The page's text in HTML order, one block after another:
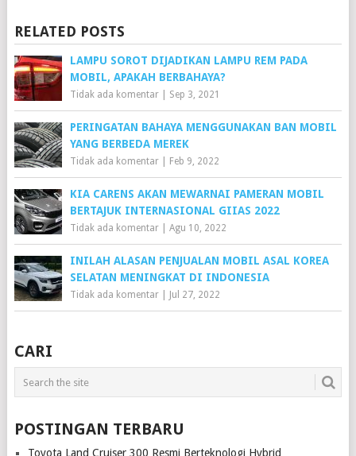
RELATED POSTS
LAMPU SOROT DIJADIKAN LAMPU REM PADA
MOBIL, APAKAH BERBAHAYA?
Tidak ada komentar| Sep 3, 2021
PERINGATAN BAHAYA MENGGUNAKAN BAN MOBIL
YANG BERBEDA MEREK
Tidak ada komentar| Feb 9, 2022
KIA CARENS AKAN MEWARNAI PAMERAN MOBIL
BERTAJUK INTERNASIONAL GIIAS 2022
Tidak ada komentar| Agu 10, 2022
INILAH ALASAN PENJUALAN MOBIL ASAL KOREA
SELATAN MENINGKAT DI INDONESIA
Tidak ada komentar| Jul 27, 2022
CARI
POSTINGAN TERBARU
Toyota Land Cruiser 300 Resmi Berteknologi Hybrid